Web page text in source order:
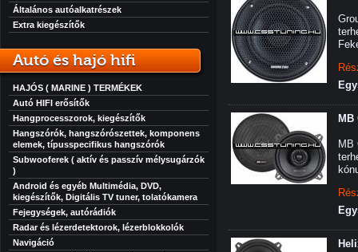
Általános autóalkatrészek
Extra kiegészítők
Autó és hajó hifi
HAJÓS ( MARINE ) TERMÉKEK
Autó HIFI erősítők
Hangprocesszorok, kiegészítők
Hangszórók, hangszórószettek, komponens
elemek, típusspecifikus hangszórók
Subwooferek ( aktív és passzív mélysugárzók
)
Android és egyéb Multimédia, DVD,
kiegészítők, Digitális TV tuner, tolatókamera
Fejegységek, autórádiók
Radar és lézerdetektorok, lézerblokkolók
Navigáció
MB
MB